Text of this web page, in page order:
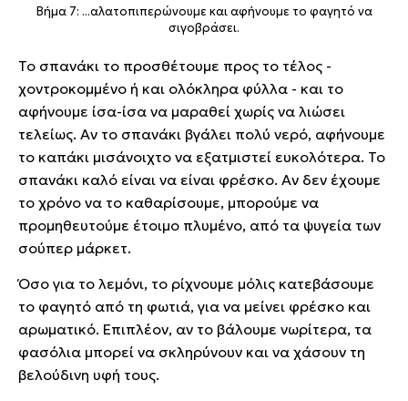
Βήμα 7: ...αλατοπιπερώνουμε και αφήνουμε το φαγητό να
σιγοβράσει.
Το σπανάκι το προσθέτουμε προς το τέλος -
χοντροκομμένο ή και ολόκληρα φύλλα - και το
αφήνουμε ίσα-ίσα να μαραθεί χωρίς να λιώσει
τελείως. Αν το σπανάκι βγάλει πολύ νερό, αφήνουμε
το καπάκι μισάνοιχτο να εξατμιστεί ευκολότερα. Το
σπανάκι καλό είναι να είναι φρέσκο. Αν δεν έχουμε
το χρόνο να το καθαρίσουμε, μπορούμε να
προμηθευτούμε έτοιμο πλυμένο, από τα ψυγεία των
σούπερ μάρκετ.
Όσο για το λεμόνι, το ρίχνουμε μόλις κατεβάσουμε
το φαγητό από τη φωτιά, για να μείνει φρέσκο και
αρωματικό. Επιπλέον, αν το βάλουμε νωρίτερα, τα
φασόλια μπορεί να σκληρύνουν και να χάσουν τη
βελούδινη υφή τους.